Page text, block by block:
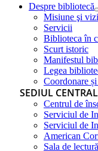
Despre bibliotecă
Misiune şi
Servicii
Biblioteca în
Scurt istoric
Manifestul
Legea
Coordonare
SEDIUL CENTRAL
Centrul de
Serviciul de
Serviciul de
American
Sala de lectură